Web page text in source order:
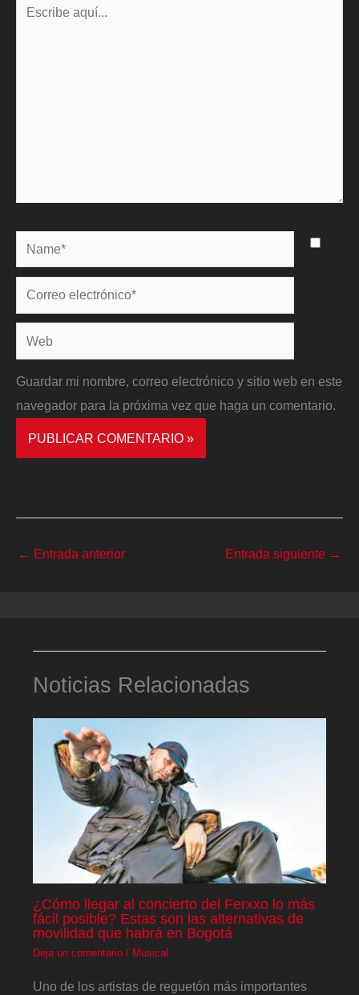
Name*
Correo
electrónico*
Web
Guardar mi nombre, correo electrónico y sitio web en este
navegador para la próxima vez que haga un comentario.
← Entrada anterior Entrada siguiente →
Noticias Relacionadas
¿Cómo llegar al concierto del Ferxxo lo más
fácil posible? Estas son las alternativas de
movilidad que habrá en Bogotá
Deja un comentario / Musical
Uno de los artistas de reguetón más importantes